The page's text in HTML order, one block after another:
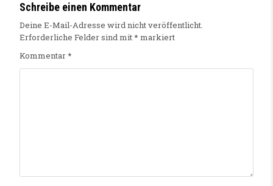
Schreibe einen Kommentar
Deine E-Mail-Adresse wird nicht veröffentlicht.
Erforderliche Felder sind mit* markiert
Kommentar*